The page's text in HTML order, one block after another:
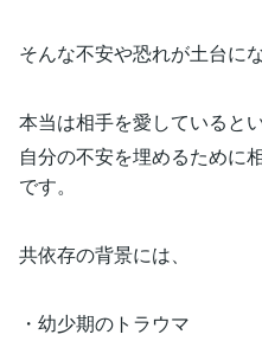
そんな不安や恐れが土台に
本当は相手を愛しているとい
自分の不安を埋めるために
です。
共依存の背景には、
・幼少期のトラウマ